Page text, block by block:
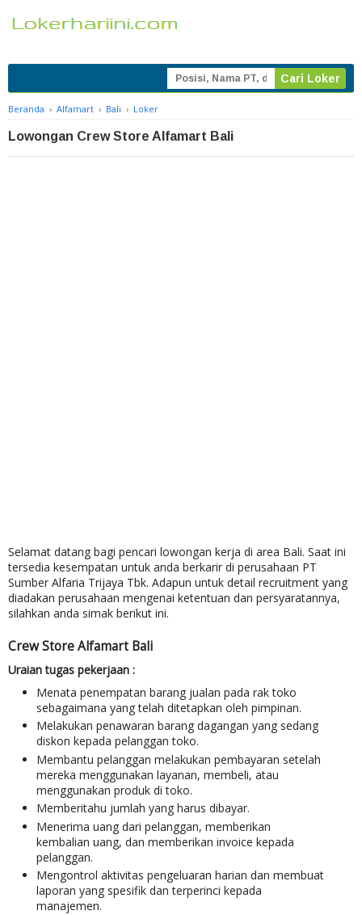
Beranda › Alfamart › Bali › Loker
Lowongan Crew Store Alfamart Bali
Selamat datang bagi pencari lowongan kerja di area Bali. Saat ini
tersedia kesempatan untuk anda berkarir di perusahaan PT
Sumber Alfaria Trijaya Tbk. Adapun untuk detail recruitment yang
diadakan perusahaan mengenai ketentuan dan persyaratannya,
silahkan anda simak berikut ini.
Crew Store Alfamart Bali
Uraian tugas pekerjaan :
Menata penempatan barang jualan pada rak toko
sebagaimana yang telah ditetapkan oleh pimpinan.
Melakukan penawaran barang dagangan yang sedang
diskon kepada pelanggan toko.
Membantu pelanggan melakukan pembayaran setelah
mereka menggunakan layanan, membeli, atau
menggunakan produk di toko.
Memberitahu jumlah yang harus dibayar.
Menerima uang dari pelanggan, memberikan
kembalian uang, dan memberikan invoice kepada
pelanggan.
Mengontrol aktivitas pengeluaran harian dan membuat
laporan yang spesifik dan terperinci kepada
manajemen.